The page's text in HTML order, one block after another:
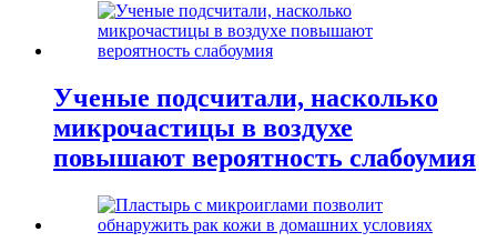
Ученые подсчитали, насколько
микрочастицы в воздухе
повышают вероятность слабоумия